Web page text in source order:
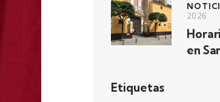
2026
en
Etiquetas